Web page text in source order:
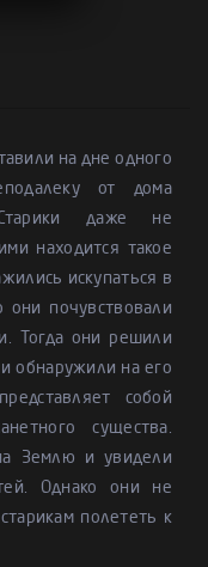
на дне одного
от дома
даже не
находится такое
искупаться в
они почувствовали
Тогда они решили
обнаружили на его
собой
существа.
Землю и увидели
Однако они не
полететь к